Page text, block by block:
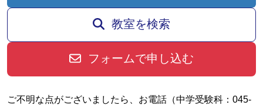
教室を検索
フォームで申し込む
ご不明な点がございましたら、お電話（中学受験科：045-